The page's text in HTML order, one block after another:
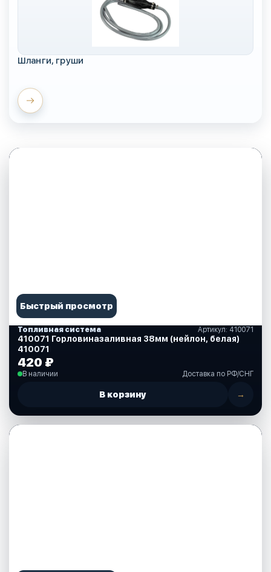
Шланги, груши
Быстрый просмотр
Топливная система Артикул: 410071
410071 Горловиназаливная 38мм (нейлон, белая)
410071
420 ₽
В наличии Доставка по РФ/СНГ
В корзину →